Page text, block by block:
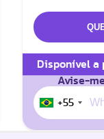
Disponível
Avise-
+55